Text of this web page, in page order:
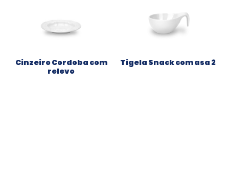
Cinzeiro Cordoba com
relevo
Tigela Snack com asa 2